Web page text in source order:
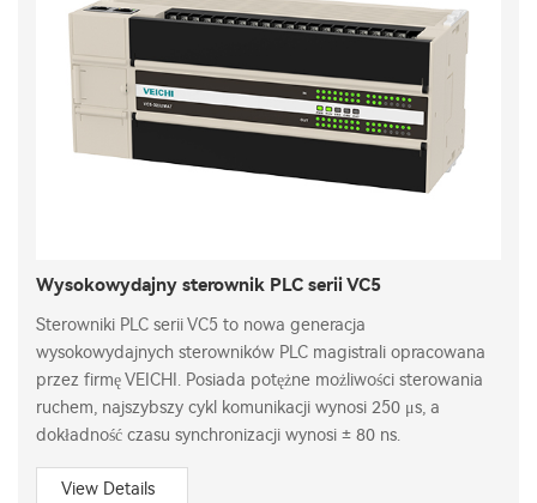
Wysokowydajny sterownik PLC serii VC5
Sterowniki PLC serii VC5 to nowa generacja
wysokowydajnych sterowników PLC magistrali opracowana
przez firmę VEICHI. Posiada potężne możliwości sterowania
ruchem, najszybszy cykl komunikacji wynosi 250 μs, a
dokładność czasu synchronizacji wynosi ± 80 ns.
View Details